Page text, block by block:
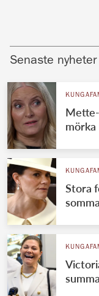
Senaste nyheter
mörka
Stora